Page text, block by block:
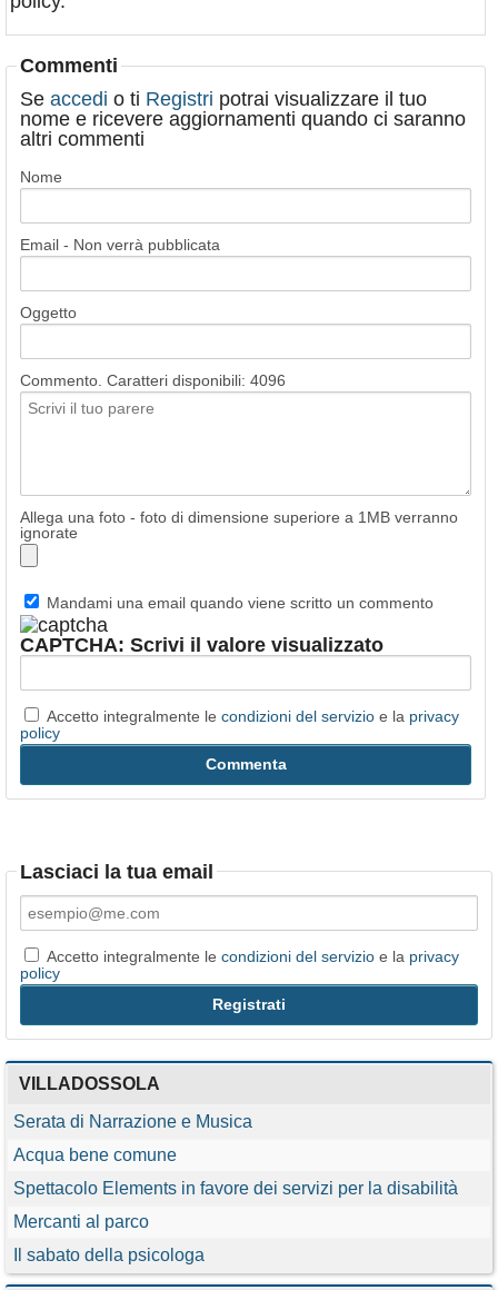
Commenti
Se accedi o ti Registri potrai visualizzare il tuo
nome e ricevere aggiornamenti quando ci saranno
altri commenti
Nome
Email - Non verrà pubblicata
Oggetto
Commento. Caratteri disponibili: 4096
Allega una foto - foto di dimensione superiore a 1MB verranno
ignorate
Mandami una email quando viene scritto un commento
CAPTCHA: Scrivi il valore visualizzato
Accetto integralmente le condizioni del servizio e la privacy
policy
Lasciaci la tua email
Accetto integralmente le condizioni del servizio e la privacy
policy
VILLADOSSOLA
Serata di Narrazione e Musica
Acqua bene comune
Spettacolo Elements in favore dei servizi per la disabilità
Mercanti al parco
Il sabato della psicologa